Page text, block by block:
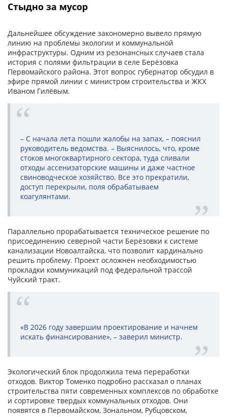
Стыдно за мусор
Дальнейшее обсуждение закономерно вывело прямую
линию на проблемы экологии и коммунальной
инфраструктуры. Одним из резонансных случаев стала
история с полями фильтрации в селе Берёзовка
Первомайского района. Этот вопрос губернатор обсудил в
эфире прямой линии с министром строительства и ЖКХ
Иваном Гилёвым.
– С начала лета пошли жалобы на запах, – пояснил
руководитель ведомства. – Выяснилось, что, кроме
стоков многоквартирного сектора, туда сливали
отходы ассенизаторские машины и даже частное
свиноводческое хозяйство. Все это прекратили,
доступ перекрыли, поля обрабатываем
коагулянтами.
Параллельно прорабатывается техническое решение по
присоединению северной части Берёзовки к системе
канализации Новоалтайска, что позволит кардинально
решить проблему. Проект осложнен необходимостью
прокладки коммуникаций под федеральной трассой
Чуйский тракт.
«В 2026 году завершим проектирование и начнем
искать финансирование», – заверил министр.
Экологический блок продолжила тема переработки
отходов. Виктор Томенко подробно рассказал о планах
строительства пяти современных комплексов по обработке
и сортировке твердых коммунальных отходов. Они
появятся в Первомайском, Зональном, Рубцовском,